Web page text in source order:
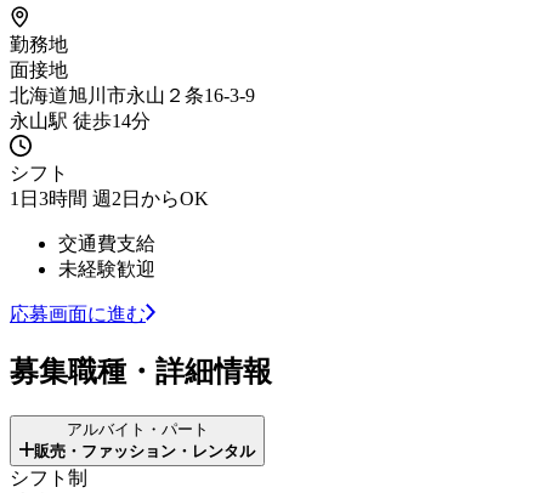
勤務地
面接地
北海道旭川市永山２条16-3-9
永山駅 徒歩14分
シフト
1日3時間 週2日からOK
交通費支給
未経験歓迎
応募画面に進む
募集職種・詳細情報
アルバイト・パート
販売・ファッション・レンタル
シフト制